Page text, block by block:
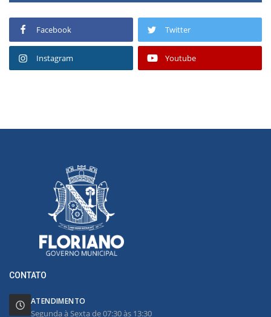
Facebook Twitter
Instagram Youtube
CONTATO
ATENDIMENTO
Segunda à Sexta de 07:30 às 13:30